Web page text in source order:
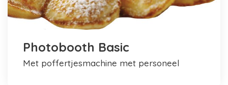
Photobooth Basic
met poffertjesmachine met personeel